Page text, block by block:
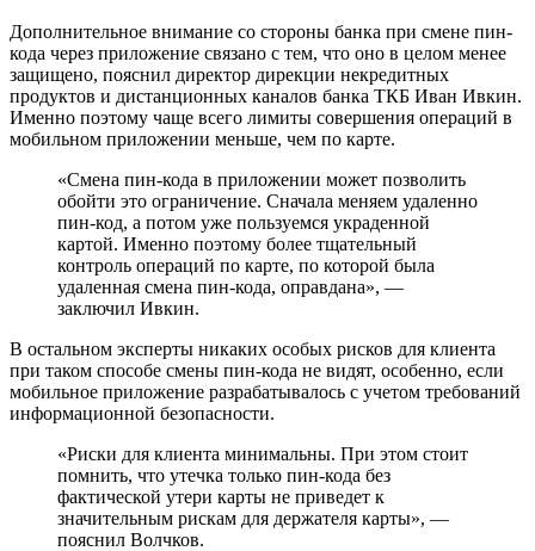
Дополнительное внимание со стороны банка при смене пин-
кода через приложение связано с тем, что оно в целом менее
защищено, пояснил директор дирекции некредитных
продуктов и дистанционных каналов банка ТКБ Иван Ивкин.
Именно поэтому чаще всего лимиты совершения операций в
мобильном приложении меньше, чем по карте.
«Смена пин-кода в приложении может позволить
обойти это ограничение. Сначала меняем удаленно
пин-код, а потом уже пользуемся украденной
картой. Именно поэтому более тщательный
контроль операций по карте, по которой была
удаленная смена пин-кода, оправдана», —
заключил Ивкин.
В остальном эксперты никаких особых рисков для клиента
при таком способе смены пин-кода не видят, особенно, если
мобильное приложение разрабатывалось с учетом требований
информационной безопасности.
«Риски для клиента минимальны. При этом стоит
помнить, что утечка только пин-кода без
фактической утери карты не приведет к
значительным рискам для держателя карты», —
пояснил Волчков.